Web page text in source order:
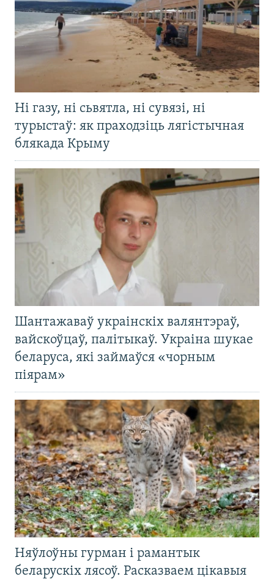
Ні газу, ні сьвятла, ні сувязі, ні
турыстаў: як праходзіць лягістычная
блякада Крыму
Шантажаваў украінскіх валянтэраў,
вайскоўцаў, палітыкаў. Украіна шукае
беларуса, які займаўся «чорным
піярам»
Няўлоўны гурман і рамантык
беларускіх лясоў. Расказваем цікавыя